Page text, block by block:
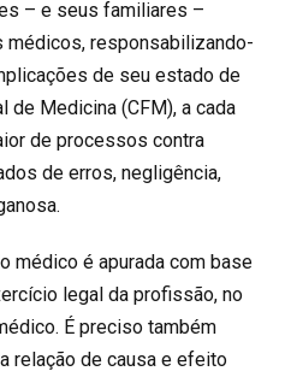
– e seus familiares –
médicos, responsabilizando-
de seu estado de
de Medicina (CFM), a cada
de processos contra
de erros, negligência,
médico é apurada com base
legal da profissão, no
É preciso também
relação de causa e efeito